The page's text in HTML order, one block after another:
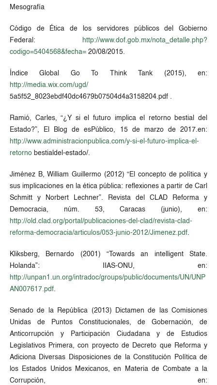
Mesografía
Código de Ética de los servidores públicos del Gobierno
Federal:
http://www.dof.gob.mx/nota_detalle.php?
codigo=5404568&fecha=20/08/2015.
Índice Global Go To Think Tank (2015), en:
http://media.wix.com/ugd/
5a5f52_8023ebdf40dc4679b07504d4a3158204.pdf .
Ramió, Carles, “¿Y si el futuro implica el retorno bestial del
Estado?”, El Blog de esPúblico, 15 de marzo de 2017.en:
http://www.administracionpublica.com/y-si-el-futuro-implica-el-
retornobestialdel-estado/.
Jiménez B, William Guillermo (2012) “El concepto de política y
sus implicaciones en la ética pública: reflexiones a partir de Carl
Schmitt y Norbert Lechner”. Revista del CLAD Reforma y
Democracia, núm. 53, Caracas (junio), en:
http://old.clad.org/portal/publicaciones-del-clad/revista-clad-
reforma-democracia/articulos/053-junio-2012/Jimenez.pdf.
Kliksberg, Bernardo (2001) “Towards an intelligent State.
Holanda”: IIAS-ONU, en:
http://unpan1.un.org/intradoc/groups/public/documents/UN/UNP
AN007617.pdf.
Senado de la República (2013) Dictamen de las Comisiones
Unidas de Puntos Constitucionales, de Gobernación, de
Anticorrupción y Participación Ciudadana y de Estudios
Legislativos Primera, con proyecto de Decreto que Reforma y
Adiciona Diversas Disposiciones de la Constitución Política de
los Estados Unidos Mexicanos, en Materia de Combate a la
Corrupción, en: